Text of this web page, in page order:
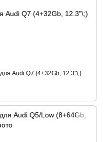
Audi Q7 (4+32Gb, 12.3"\;)
Audi Q7 (4+32Gb, 12.3"\;)